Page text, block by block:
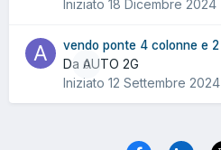
Iniziato 18 Dicembre 2024
0
vendo ponte 4 colonne e
Da AUTO 2G
Iniziato 12 Settembre 2024